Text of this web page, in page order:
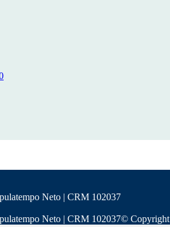
Neto | CRM 102037
Neto | CRM 102037© Copyright